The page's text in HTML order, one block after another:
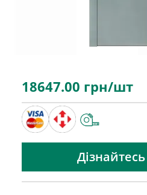
18647.00 грн/шт